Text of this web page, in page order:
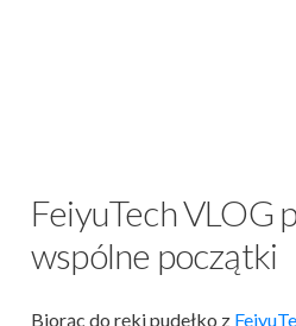
FeiyuTech VLOG
wspólne początki
Biorąc do ręki pudełko z